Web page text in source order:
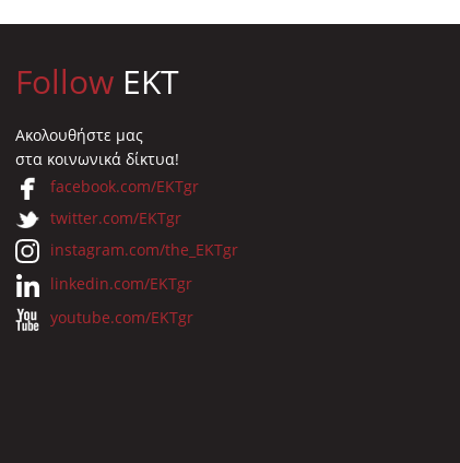
Follow EKT
Ακολουθήστε μας
στα κοινωνικά δίκτυα!
facebook.com/EKTgr
twitter.com/EKTgr
instagram.com/the_EKTgr
linkedin.com/EKTgr
youtube.com/EKTgr